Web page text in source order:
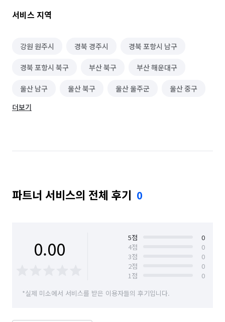
서비스 지역
강원 원주시 경북 경주시 경북 포항시 남구
경북 포항시 북구 부산 북구 부산 해운대구
울산 남구 울산 북구 울산 울주군
울산 중구
더보기
파트너 서비스의 전체 후기 0
0.00 5점
0
4점
0
3점
0
2점
0
1점
0
*실제 미소에서 서비스를 받은 이용자들의 후기입니다.